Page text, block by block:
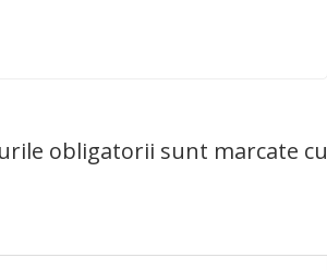
obligatorii sunt marcate cu